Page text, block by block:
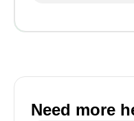
Need more